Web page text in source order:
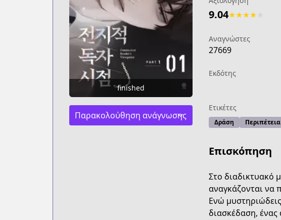
finished
Παρακολούθηση ανάγνωσης
9.04★★★★
Αναγνώστες
27669
Εκδότης
Ετικέτες
Δράση Περιπέτεια
Επισκόπηση
Στο διαδικτυακό
αναγκάζονται να
Ενώ
διασκέδαση, ένας